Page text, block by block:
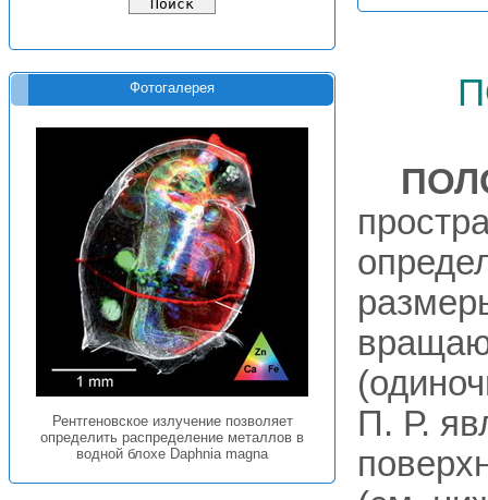
Фотогалерея
Рентгеновское излучение позволяет
определить распределение металлов в
водной блохе Daphnia magna
П. Р.